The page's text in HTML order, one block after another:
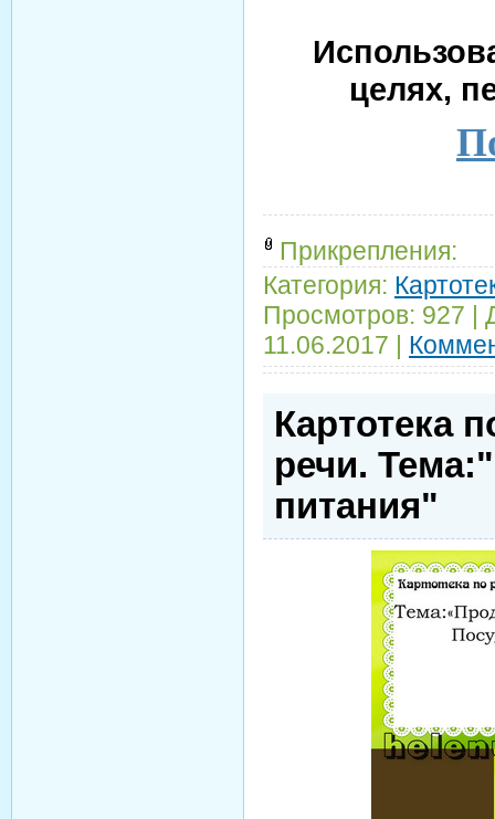
целях,
Прикрепления:
Категория:
Просмотров: 927
11.06.2017
Картотека
речи.
питания"